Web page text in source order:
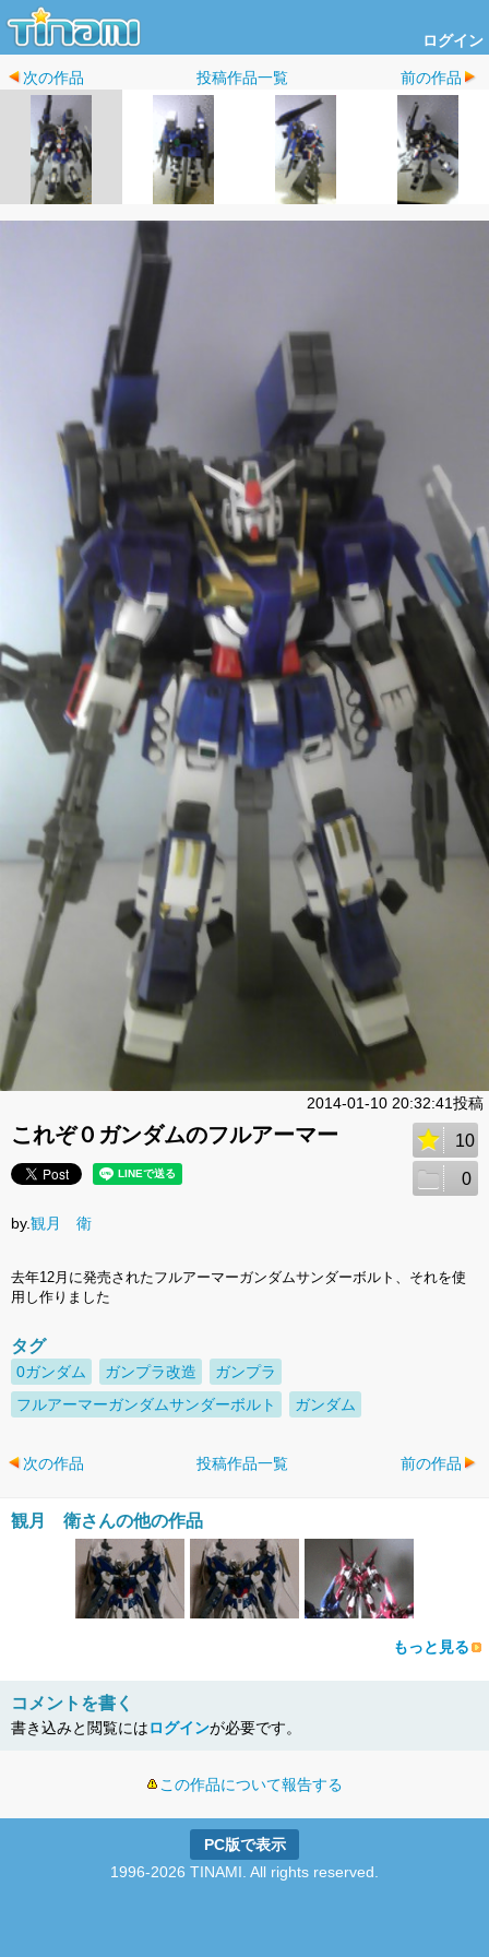
ログイン
次の作品 投稿作品一覧 前の作品
2014-01-10 20:32:41投稿
これぞ０ガンダムのフルアーマー 10
0
by.観月 衛
去年12月に発売されたフルアーマーガンダムサンダーボルト、それを使
用し作りました
タグ
0ガンダム ガンプラ改造
ガンプラ
フルアーマーガンダムサンダーボルト
ガンダム
次の作品 投稿作品一覧 前の作品
観月 衛さんの他の作品
もっと見る
コメントを書く
書き込みと閲覧にはログインが必要です。
この作品について報告する
PC版で表示
1996-2026 TINAMI. All rights reserved.